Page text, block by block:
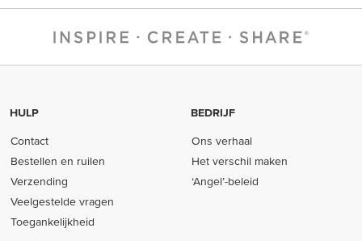
HULP
Contact
Bestellen en ruilen
Verzending
Veelgestelde vragen
Toegankelijkheid
BEDRIJF
Ons verhaal
Het verschil maken
‘Angel’-beleid